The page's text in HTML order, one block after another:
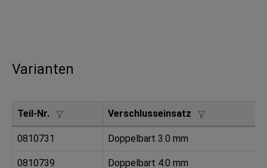
Varianten
Teil-Nr. Verschlusseinsatz
0810731 Doppelbart 3.0 mm
0810739 Doppelbart 4.0 mm